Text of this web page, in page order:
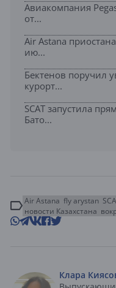
Авиакомпания
от...
Air Astana
ию...
Бектенов поручил
курорт...
SCAT запустила
Бато...
Air Astana fly arystan
новости Казахстана
Клара